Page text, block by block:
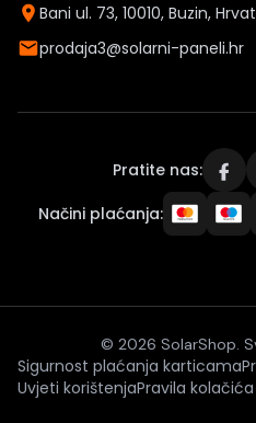
Bani ul. 73, 10010, Buzin,
prodaja3@solarni-paneli.hr
Pratite nas:
Načini plaćanja:
© 2026 SolarShop.
Sigurnost plaćanja karticama
Uvjeti korištenjaPravila kolačića